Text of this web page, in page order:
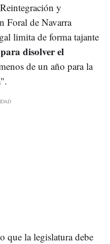
y
Foral de Navarra
limita de forma tajante
disolver el
de un año para la
que la legislatura debe